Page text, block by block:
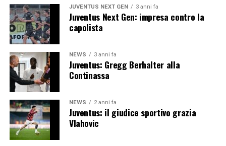
JUVENTUS NEXT GEN 3 anni fa
Juventus Next Gen: impresa contro la
capolista
NEWS 3 anni fa
Juventus: Gregg Berhalter alla
Continassa
NEWS 2 anni fa
Juventus: il giudice sportivo grazia
Vlahovic